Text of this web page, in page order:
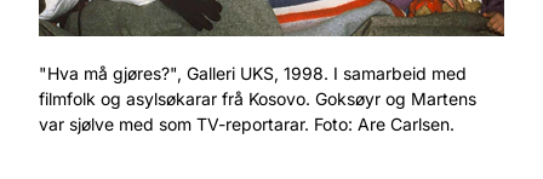
"Hva må gjøres?", Galleri UKS, 1998. I samarbeid med
filmfolk og asylsøkarar frå Kosovo. Goksøyr og Martens
var sjølve med som TV-reportarar. Foto: Are Carlsen.